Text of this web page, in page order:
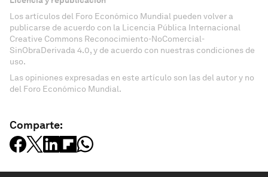
Los artículos del Foro Económico Mundial pueden volver a
publicarse de acuerdo con la Licencia Pública Internacional
Creative Commons Reconocimiento-NoComercial-
SinObraDerivada 4.0, y de acuerdo con nuestras condiciones de
uso.
Las opiniones expresadas en este artículo son las del autor y no
del Foro Económico Mundial.
Comparte: